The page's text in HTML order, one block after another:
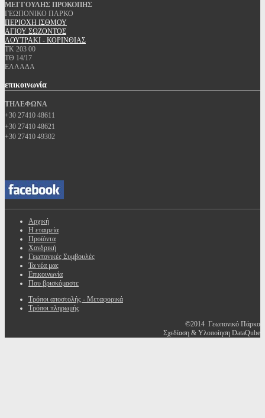
ΜΕΓΓΟΥΛΗΣ ΠΡΟΚΟΠΗΣ
ΓΕΩΠΟΝΙΚΟ ΠΑΡΚΟ
ΠΕΡΙΟΧΗ ΙΣΘΜΟΥ
ΑΓΙΟΥ ΣΩΖΟΝΤΟΣ
ΛΟΥΤΡΑΚΙ - ΚΟΡΙΝΘΙΑΣ
ΤΚ 203 00
ΤΘ 14/17
ΕΛΛΑΔΑ
επικοινωνία
ΤΗΛΕΦΩΝΑ
+30 27410 48611
+30 27410 48621
+30 27410 49302
Αρχική
Η εταιρεία
Προϊόντα
Χονδρική
Γεωπονικές Συμβουλές
Τα νέα μας
Επικοινωνία
Που βρισκόμαστε
Τρόποι αποστολής - Μεταφορικά
Τρόποι πληρωμής
©2014 Γεωπονικό Πάρκο
Σχεδίαση & Υλοποίηση DataQube